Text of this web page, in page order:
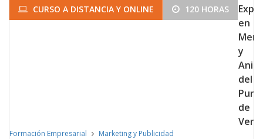
CURSO A DISTANCIA Y ONLINE 120 HORAS
en
y
del
de
Formación Empresarial Marketing y Publicidad